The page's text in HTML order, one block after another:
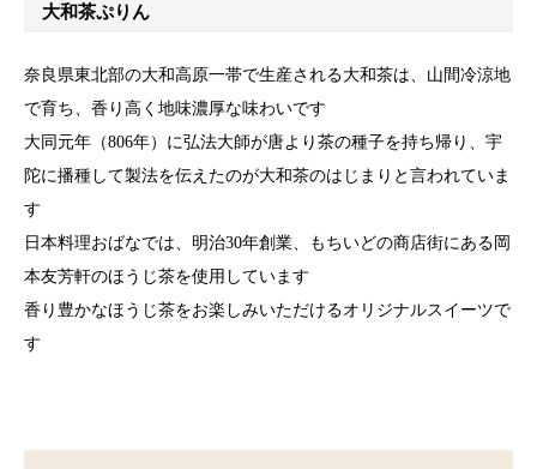
大和茶ぷりん
奈良県東北部の大和高原一帯で生産される大和茶は、山間冷涼地
で育ち、香り高く地味濃厚な味わいです
大同元年（806年）に弘法大師が唐より茶の種子を持ち帰り、宇
陀に播種して製法を伝えたのが大和茶のはじまりと言われていま
す
日本料理おばなでは、明治30年創業、もちいどの商店街にある岡
本友芳軒のほうじ茶を使用しています
香り豊かなほうじ茶をお楽しみいただけるオリジナルスイーツで
す